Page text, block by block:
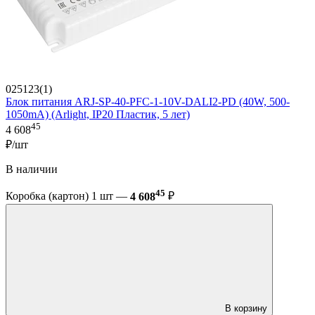
025123(1)
Блок питания ARJ-SP-40-PFC-1-10V-DALI2-PD (40W, 500-
1050mA) (Arlight, IP20 Пластик, 5 лет)
4 60845
₽/шт
В наличии
Коробка (картон) 1 шт — 4 60845 ₽
В корзину